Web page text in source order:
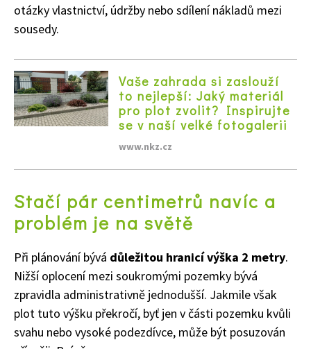
otázky vlastnictví, údržby nebo sdílení nákladů mezi
sousedy.
Vaše zahrada si zaslouží
to nejlepší: Jaký materiál
pro plot zvolit? Inspirujte
se v naší velké fotogalerii
www.nkz.cz
Stačí pár centimetrů navíc a
problém je na světě
Při plánování bývá důležitou hranicí výška 2 metry.
Nižší oplocení mezi soukromými pozemky bývá
zpravidla administrativně jednodušší. Jakmile však
plot tuto výšku překročí, byť jen v části pozemku kvůli
svahu nebo vysoké podezdívce, může být posuzován